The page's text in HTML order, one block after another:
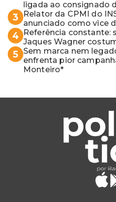
ligada ao consignado
3
Relator da CPMI do
anunciado como vice
4
Referência constante:
Jaques Wagner
5
Sem marca nem
enfrenta pior
Monteiro*